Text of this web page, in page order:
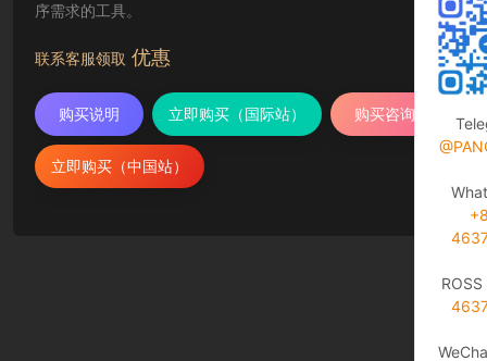
序需求的工具。
联系客服领取 优惠
购买说明 立即购买（国际站） 购买咨询
立即购买（中国站）